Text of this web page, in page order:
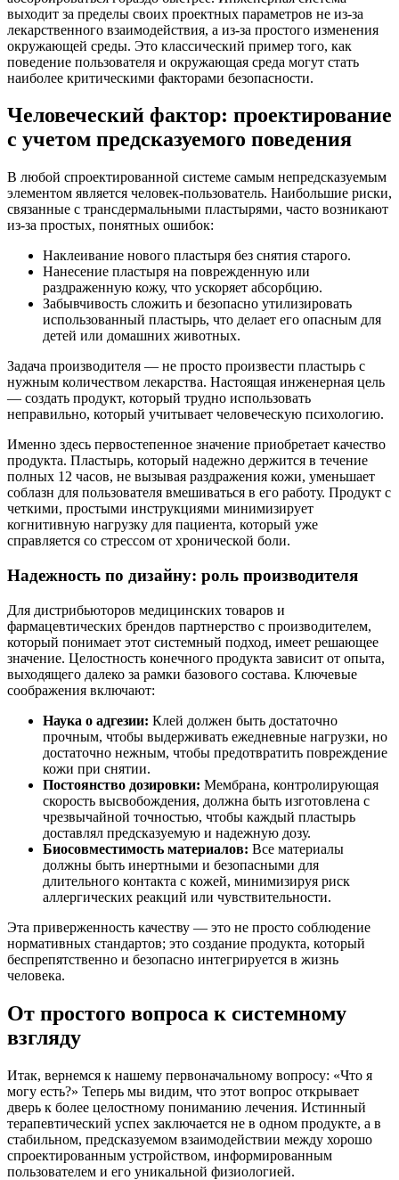
выходит за пределы своих проектных параметров не из-за
лекарственного взаимодействия, а из-за простого изменения
окружающей среды. Это классический пример того, как
поведение пользователя и окружающая среда могут стать
наиболее критическими факторами безопасности.
Человеческий фактор: проектирование
с учетом предсказуемого поведения
В любой спроектированной системе самым непредсказуемым
элементом является человек-пользователь. Наибольшие риски,
связанные с трансдермальными пластырями, часто возникают
из-за простых, понятных ошибок:
Наклеивание нового пластыря без снятия старого.
Нанесение пластыря на поврежденную или
раздраженную кожу, что ускоряет абсорбцию.
Забывчивость сложить и безопасно утилизировать
использованный пластырь, что делает его опасным для
детей или домашних животных.
Задача производителя — не просто произвести пластырь с
нужным количеством лекарства. Настоящая инженерная цель
— создать продукт, который трудно использовать
неправильно, который учитывает человеческую психологию.
Именно здесь первостепенное значение приобретает качество
продукта. Пластырь, который надежно держится в течение
полных 12 часов, не вызывая раздражения кожи, уменьшает
соблазн для пользователя вмешиваться в его работу. Продукт с
четкими, простыми инструкциями минимизирует
когнитивную нагрузку для пациента, который уже
справляется со стрессом от хронической боли.
Надежность по дизайну: роль производителя
Для дистрибьюторов медицинских товаров и
фармацевтических брендов партнерство с производителем,
который понимает этот системный подход, имеет решающее
значение. Целостность конечного продукта зависит от опыта,
выходящего далеко за рамки базового состава. Ключевые
соображения включают:
Наука о адгезии: Клей должен быть достаточно
прочным, чтобы выдерживать ежедневные нагрузки, но
достаточно нежным, чтобы предотвратить повреждение
кожи при снятии.
Постоянство дозировки: Мембрана, контролирующая
скорость высвобождения, должна быть изготовлена с
чрезвычайной точностью, чтобы каждый пластырь
доставлял предсказуемую и надежную дозу.
Биосовместимость материалов: Все материалы
должны быть инертными и безопасными для
длительного контакта с кожей, минимизируя риск
аллергических реакций или чувствительности.
Эта приверженность качеству — это не просто соблюдение
нормативных стандартов; это создание продукта, который
беспрепятственно и безопасно интегрируется в жизнь
человека.
От простого вопроса к системному
взгляду
Итак, вернемся к нашему первоначальному вопросу: «Что я
могу есть?» Теперь мы видим, что этот вопрос открывает
дверь к более целостному пониманию лечения. Истинный
терапевтический успех заключается не в одном продукте, а в
стабильном, предсказуемом взаимодействии между хорошо
спроектированным устройством, информированным
пользователем и его уникальной физиологией.